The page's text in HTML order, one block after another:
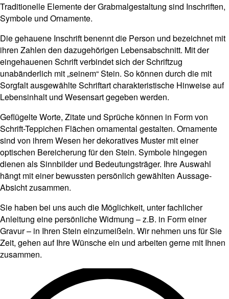
Traditionelle Elemente der Grabmalgestaltung sind Inschriften,
Symbole und Ornamente.
Die gehauene Inschrift benennt die Person und bezeichnet mit
ihren Zahlen den dazugehörigen Lebensabschnitt. Mit der
eingehauenen Schrift verbindet sich der Schriftzug
unabänderlich mit „seinem“ Stein. So können durch die mit
Sorgfalt ausgewählte Schriftart charakteristische Hinweise auf
Lebensinhalt und Wesensart gegeben werden.
Geflügelte Worte, Zitate und Sprüche können in Form von
Schrift-Teppichen Flächen ornamental gestalten. Ornamente
sind von ihrem Wesen her dekoratives Muster mit einer
optischen Bereicherung für den Stein. Symbole hingegen
dienen als Sinnbilder und Bedeutungsträger. Ihre Auswahl
hängt mit einer bewussten persönlich gewählten Aussage-
Absicht zusammen.
Sie haben bei uns auch die Möglichkeit, unter fachlicher
Anleitung eine persönliche Widmung – z.B. in Form einer
Gravur – in Ihren Stein einzumeißeln. Wir nehmen uns für Sie
Zeit, gehen auf Ihre Wünsche ein und arbeiten gerne mit Ihnen
zusammen.